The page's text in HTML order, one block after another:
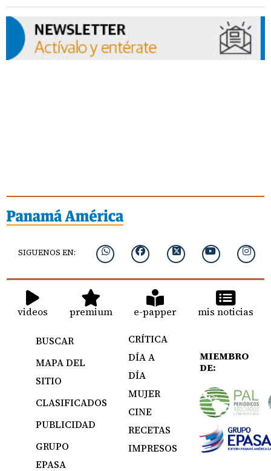
SIGUENOS EN:
videos premium e-papper mis noticias
BUSCAR
MAPA DEL
SITIO
CLASIFICADOS
PUBLICIDAD
GRUPO
EPASA
CRÍTICA
DÍA A
DÍA
MUJER
CINE
RECETAS
IMPRESOS
MIEMBRO
DE: